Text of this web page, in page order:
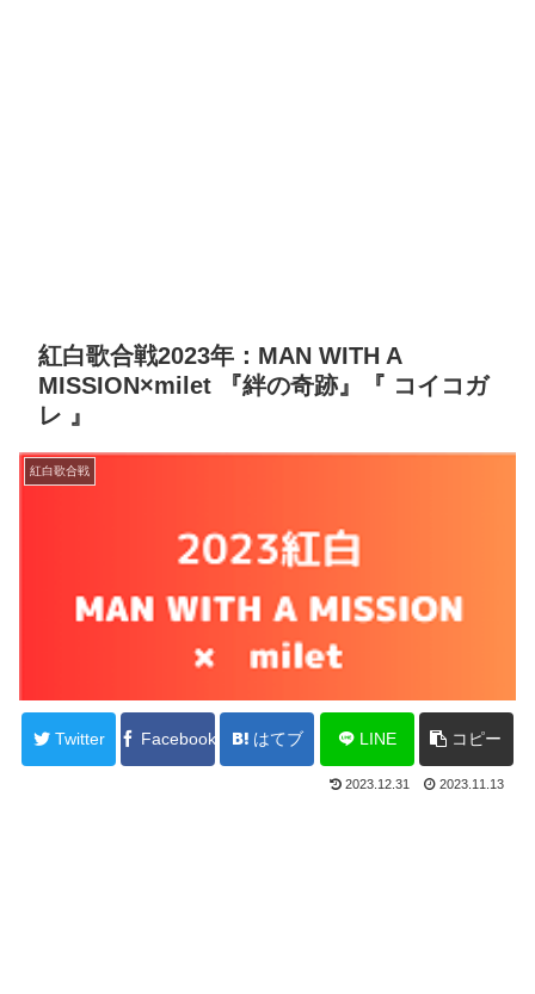
紅白歌合戦2023年：MAN WITH A
MISSION×milet 『絆の奇跡』『 コイコガ
レ 』
紅白歌合戦
Twitter Facebook はてブ LINE コピー
2023.12.31 2023.11.13